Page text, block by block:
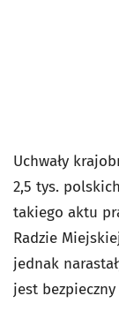
Uchwały
2,5 tys.
takiego aktu
Radzie
jednak
jest